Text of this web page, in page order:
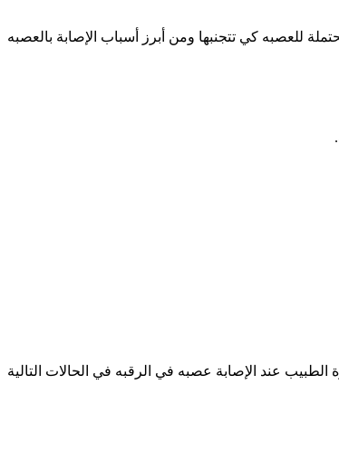
للعصبه كي تتجنبها ومن أبرز أسباب الإصابة بالعصبه